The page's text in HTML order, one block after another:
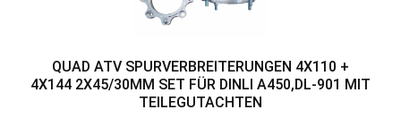
QUAD ATV SPURVERBREITERUNGEN 4X110 +
4X144 2X45/30MM SET FÜR DINLI A450,DL-901 MIT
TEILEGUTACHTEN